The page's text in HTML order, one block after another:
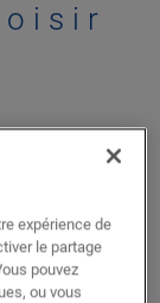
expérience de
le partage
pouvez
ou vous